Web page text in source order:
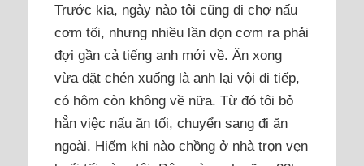
Trước kia, ngày nào tôi cũng đi chợ nấu
cơm tối, nhưng nhiều lần dọn cơm ra phải
đợi gần cả tiếng anh mới về. Ăn xong
vừa đặt chén xuống là anh lại vội đi tiếp,
có hôm còn không về nữa. Từ đó tôi bỏ
hẳn việc nấu ăn tối, chuyển sang đi ăn
ngoài. Hiếm khi nào chồng ở nhà trọn vẹn